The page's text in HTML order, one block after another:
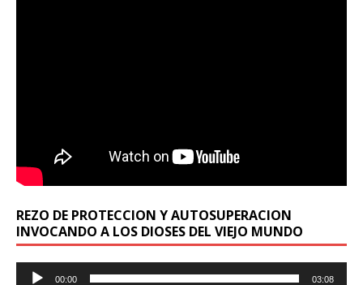
REZO DE PROTECCION Y AUTOSUPERACION
INVOCANDO A LOS DIOSES DEL VIEJO MUNDO
Reproductor
00:00 03:08